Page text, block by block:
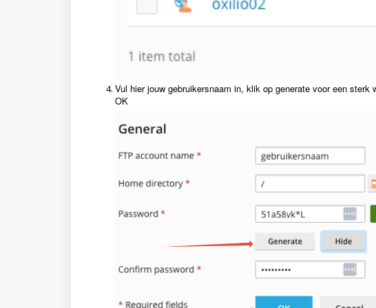
Vul hier jouw gebruikersnaam in, klik op generate voor een
OK